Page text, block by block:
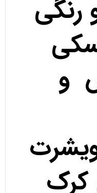
رنگی
و
کرک